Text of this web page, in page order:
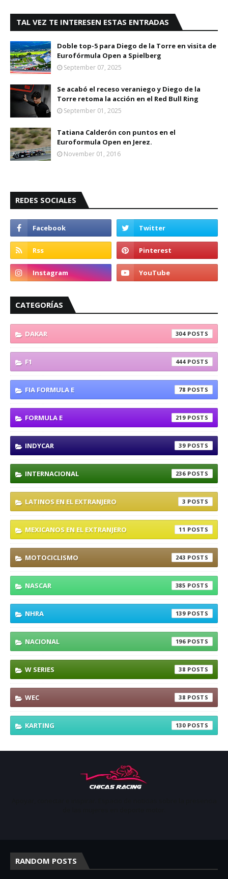
TAL VEZ TE INTERESEN ESTAS ENTRADAS
Doble top-5 para Diego de la Torre en visita de
Eurofórmula Open a Spielberg
September 07, 2025
Se acabó el receso veraniego y Diego de la
Torre retoma la acción en el Red Bull Ring
September 01, 2025
Tatiana Calderón con puntos en el
Euroformula Open en Jerez.
November 01, 2016
REDES SOCIALES
CATEGORÍAS
DAKAR 304
F1 444
FIA FORMULA E 78
FORMULA E 219
INDYCAR 39
INTERNACIONAL 236
LATINOS EN EL EXTRANJERO 3
MEXICANOS EN EL EXTRANJERO 11
MOTOCICLISMO 243
NASCAR 385
NHRA 139
NACIONAL 196
W SERIES 38
WEC 38
KARTING 130
RANDOM POSTS